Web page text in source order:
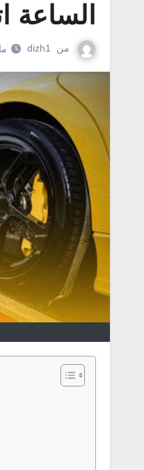
الساعة اتصل
من dizh1